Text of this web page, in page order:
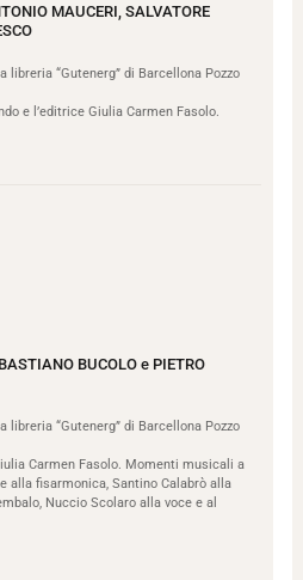
MAUCERI, SALVATORE
libreria “Gutenerg” di Barcellona Pozzo
e l’editrice Giulia Carmen Fasolo.
BUCOLO e PIETRO
libreria “Gutenerg” di Barcellona Pozzo
Carmen Fasolo. Momenti musicali a
alla fisarmonica, Santino Calabrò alla
Nuccio Scolaro alla voce e al